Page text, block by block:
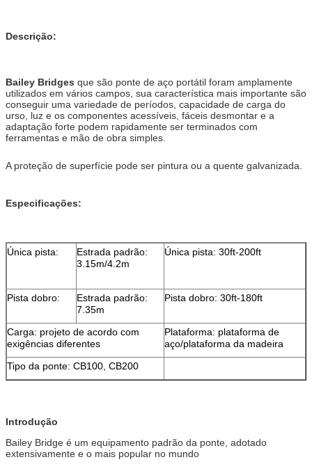
Descrição:
Bailey Bridges que são ponte de aço portátil foram amplamente
utilizados em vários campos, sua característica mais importante são
conseguir uma variedade de períodos, capacidade de carga do
urso, luz e os componentes acessíveis, fáceis desmontar e a
adaptação forte podem rapidamente ser terminados com
ferramentas e mão de obra simples.
A proteção de superfície pode ser pintura ou a quente galvanizada.
Especificações:
Única pista:
Estrada padrão:
3.15m/4.2m
Única pista: 30ft-200ft
Pista dobro:
Estrada padrão:
7.35m
Pista dobro: 30ft-180ft
Carga: projeto de acordo com
exigências diferentes
Plataforma: plataforma de
aço/plataforma da madeira
Tipo da ponte: CB100, CB200
Introdução
Bailey Bridge é um equipamento padrão da ponte, adotado
extensivamente e o mais popular no mundo